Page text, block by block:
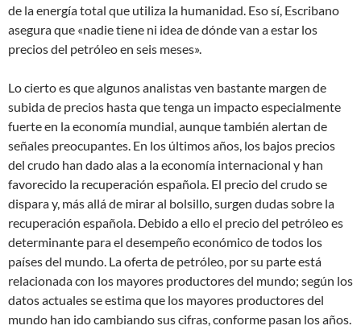
de la energía total que utiliza la humanidad. Eso sí, Escribano
asegura que «nadie tiene ni idea de dónde van a estar los
precios del petróleo en seis meses».
Lo cierto es que algunos analistas ven bastante margen de
subida de precios hasta que tenga un impacto especialmente
fuerte en la economía mundial, aunque también alertan de
señales preocupantes. En los últimos años, los bajos precios
del crudo han dado alas a la economía internacional y han
favorecido la recuperación española. El precio del crudo se
dispara y, más allá de mirar al bolsillo, surgen dudas sobre la
recuperación española. Debido a ello el precio del petróleo es
determinante para el desempeño económico de todos los
países del mundo. La oferta de petróleo, por su parte está
relacionada con los mayores productores del mundo; según los
datos actuales se estima que los mayores productores del
mundo han ido cambiando sus cifras, conforme pasan los años.